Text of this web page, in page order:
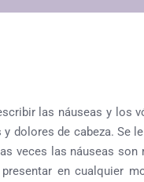
las náuseas y los
dolores de cabeza. Se
veces las náuseas son
en cualquier